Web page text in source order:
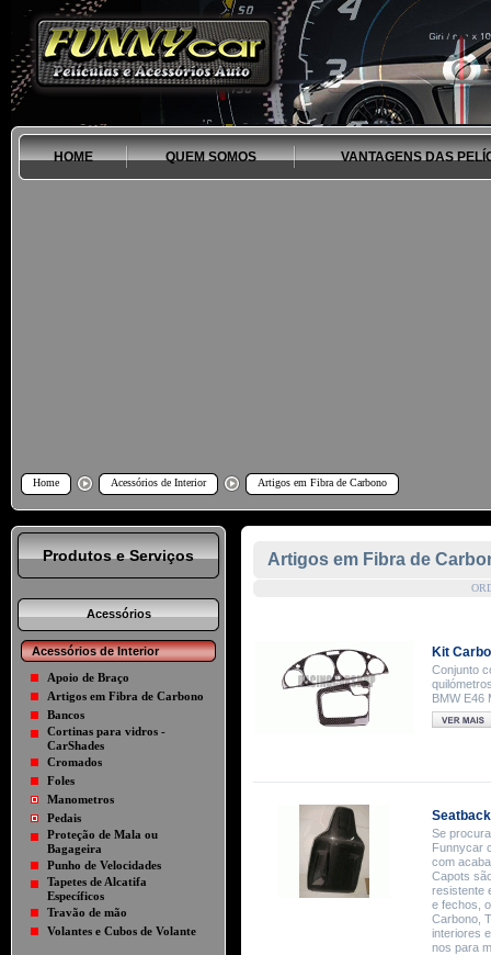
HOME QUEM SOMOS VANTAGENS DAS
Home Acessórios de Interior Artigos em Fibra de Carbono
Produtos e Serviços
Acessórios
Acessórios de Interior
Apoio de Braço
Artigos em Fibra de Carbono
Bancos
Cortinas para vidros -
CarShades
Cromados
Foles
Manometros
Pedais
Proteção de Mala ou
Bagageira
Punho de Velocidades
Tapetes de Alcatifa
Específicos
Travão de mão
Volantes e Cubos de Volante
Artigos em Fibra de
Kit
Conjunto
BMW E46
Se
Funnycar
com
Capots
resistente
e fechos,
Carbono,
interiores
nos para